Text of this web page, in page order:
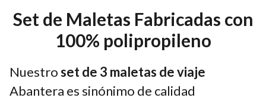
Set de Maletas Fabricadas con
100% polipropileno
Nuestroset de 3 maletas de viaje
Abantera es sinónimo de calidad